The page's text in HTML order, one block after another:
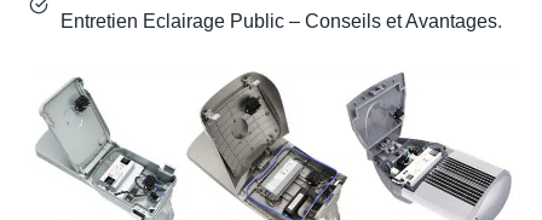
Entretien Eclairage Public – Conseils et Avantages.